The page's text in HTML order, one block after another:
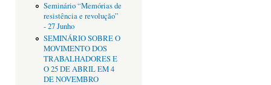
Seminário “Memórias de
resistência e revolução”
- 27 Junho
SEMINÁRIO SOBRE O
MOVIMENTO DOS
TRABALHADORES E
O 25 DE ABRIL EM 4
DE NOVEMBRO